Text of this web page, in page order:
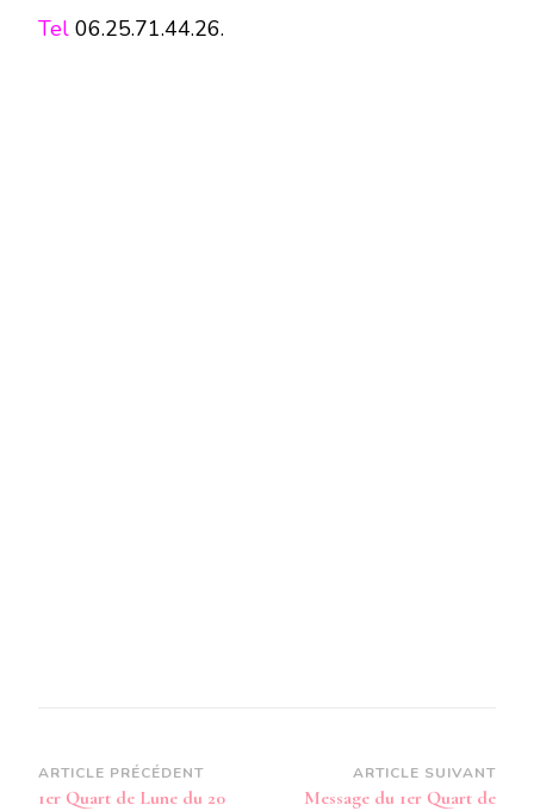
Tel 06.25.71.44.26.
Navigation
ARTICLE PRÉCÉDENT
1er Quart de Lune du 20
ARTICLE SUIVANT
Message du 1er Quart de